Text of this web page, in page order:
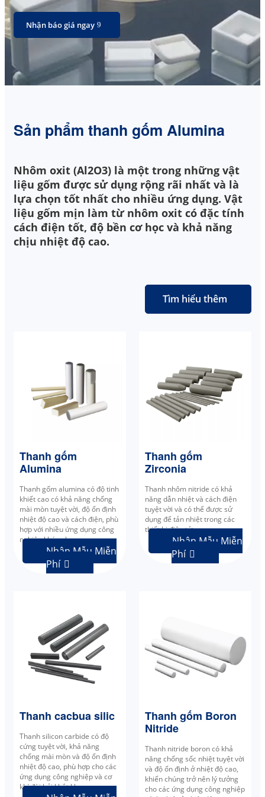
Nhận báo giá ngay
Sản phẩm thanh gốm Alumina
Nhôm oxit (Al2O3) là một trong những vật
liệu gốm được sử dụng rộng rãi nhất và là
lựa chọn tốt nhất cho nhiều ứng dụng. Vật
liệu gốm mịn làm từ nhôm oxit có đặc tính
cách điện tốt, độ bền cơ học và khả năng
chịu nhiệt độ cao.
Tìm hiểu thêm
Thanh gốm
Alumina
Thanh gốm alumina có độ tinh
khiết cao có khả năng chống
mài mòn tuyệt vời, độ ổn định
nhiệt độ cao và cách điện, phù
hợp với nhiều ứng dụng công
nghiệp khác nhau.
Nhận Mẫu Miễn
Phí 
Thanh gốm
Zirconia
Thanh nhôm nitride có khả
năng dẫn nhiệt và cách điện
tuyệt vời và có thể được sử
dụng để tản nhiệt trong các
thiết bị điện tử, v.v.
Nhận Mẫu Miễn
Phí 
Thanh cacbua silic
Thanh silicon carbide có độ
cứng tuyệt vời, khả năng
chống mài mòn và độ ổn định
nhiệt độ cao, phù hợp cho các
ứng dụng công nghiệp và cơ
khí đòi hỏi khắt khe.
Thanh gốm Boron
Nitride
Thanh nitride boron có khả
năng chống sốc nhiệt tuyệt vời
và độ ổn định ở nhiệt độ cao,
khiến chúng trở nên lý tưởng
cho các ứng dụng công nghiệp